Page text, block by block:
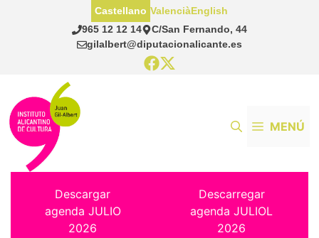
965 12 12 14
C/San Fernando, 44
gilalbert@diputacionalicante.es
Castellano ValenciàEnglish
MENÚ
Descargar
agenda JULIO
2026
Descarregar
agenda JULIOL
2026